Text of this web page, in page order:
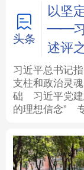
学术中国
城市
彩票
公益
头条
以坚
——习
述评
习近平总书记
支柱和政治灵
础
习近平党
的理想信念”